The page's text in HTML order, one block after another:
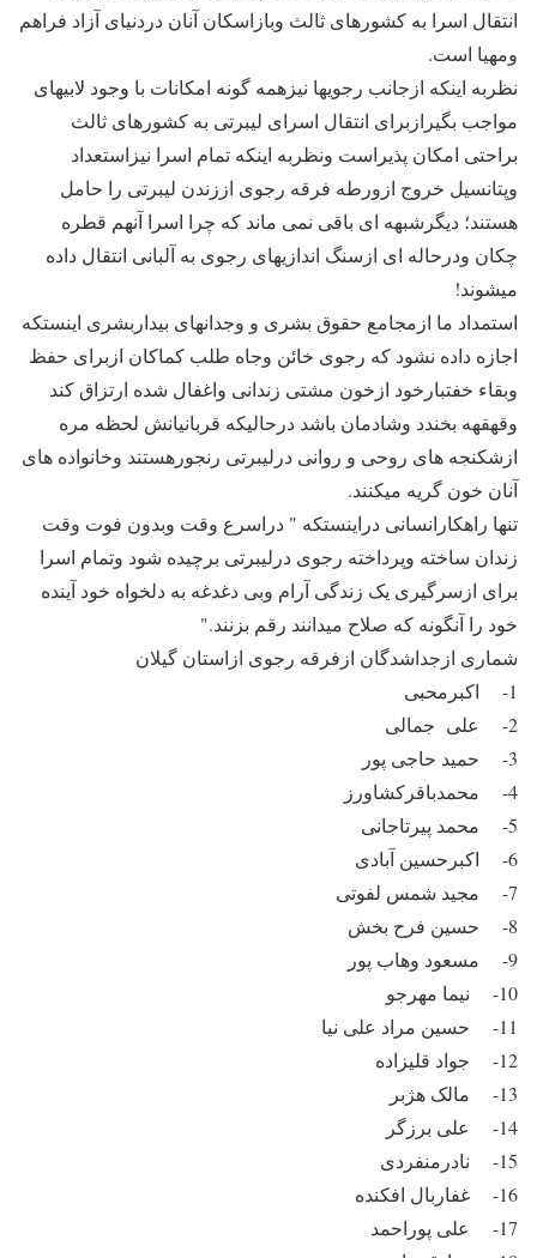
انتقال اسرا به کشورهای ثالث وبازاسکان آنان دردنیای آزاد فراهم
ومهیا است.
نظربه اینکه ازجانب رجویها نیزهمه گونه امکانات با وجود لابیهای
مواجب بگیرازبرای انتقال اسرای لیبرتی به کشورهای ثالث
براحتی امکان پذیراست ونظربه اینکه تمام اسرا نیزاستعداد
وپتانسیل خروج ازورطه فرقه رجوی اززندن لیبرتی را حامل
هستند؛ دیگرشبهه ای باقی نمی ماند که چرا اسرا آنهم قطره
چکان ودرحاله ای ازسنگ اندازیهای رجوی به آلبانی انتقال داده
میشوند!
استمداد ما ازمجامع حقوق بشری و وجدانهای بیداربشری اینستکه
اجازه داده نشود که رجوی خائن وجاه طلب کماکان ازبرای حفظ
وبقاء خفتبارخود ازخون مشتی زندانی واغفال شده ارتزاق کند
وقهقهه بخندد وشادمان باشد درحالیکه قربانیانش لحظه مره
ازشکنجه های روحی و روانی درلیبرتی رنجورهستند وخانواده های
آنان خون گریه میکنند.
تنها راهکارانسانی دراینستکه " دراسرع وقت وبدون فوت وقت
زندان ساخته وپرداخته رجوی درلیبرتی برچیده شود وتمام اسرا
برای ازسرگیری یک زندگی آرام وبی دغدغه به دلخواه خود آینده
خود را آنگونه که صلاح میدانند رقم بزنند."
شماری ازجداشدگان ازفرقه رجوی ازاستان گیلان
1- اکبرمحبی
2- علی جمالی
3- حمید حاجی پور
4- محمدباقرکشاورز
5- محمد پیرتاجانی
6- اکبرحسین آبادی
7- مجید شمس لفوتی
8- حسین فرح بخش
9- مسعود وهاب پور
10- نیما مهرجو
11- حسین مراد علی نیا
12- جواد قلیزاده
13- مالک هژبر
14- علی برزگر
15- نادرمنفردی
16- غفاربال افکنده
17- علی پوراحمد